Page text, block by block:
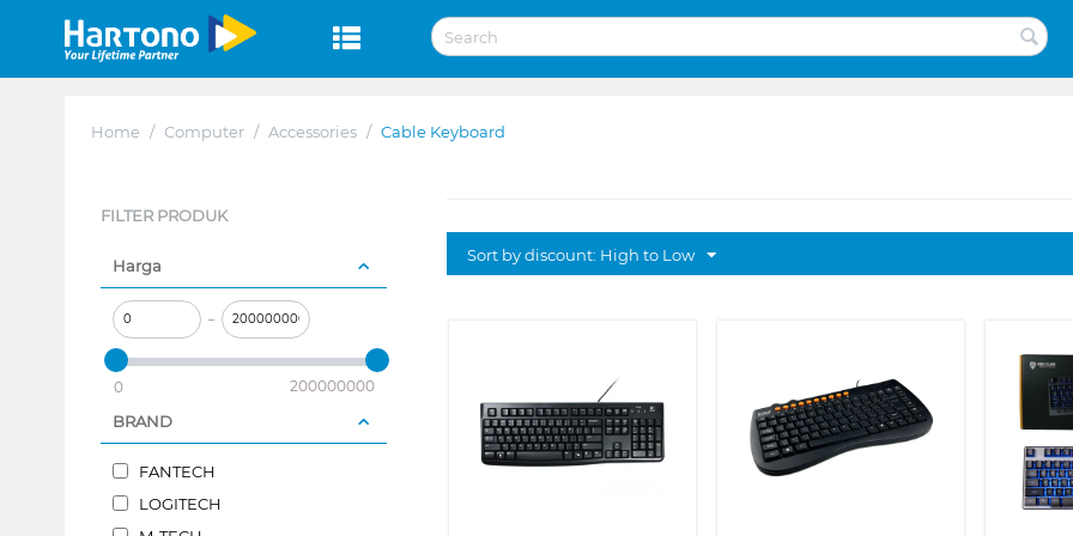
Home / Computer / Accessories / Cable Keyboard
FILTER PRODUK
Harga
–
0 200000000
BRAND
FANTECH
LOGITECH
Sort by discount: High to Low